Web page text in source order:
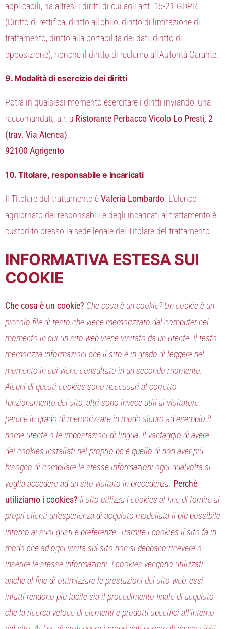
applicabili, ha altresì i diritti di cui agli artt. 16-21 GDPR
(Diritto di rettifica, diritto all’oblio, diritto di limitazione di
trattamento, diritto alla portabilità dei dati, diritto di
opposizione), nonché il diritto di reclamo all’Autorità Garante.
9. Modalità di esercizio dei diritti
Potrà in qualsiasi momento esercitare i diritti inviando: una
raccomandata a.r. a Ristorante Perbacco Vicolo Lo Presti, 2
(trav. Via Atenea)
92100 Agrigento
10. Titolare, responsabile e incaricati
Il Titolare del trattamento èValeria Lombardo. L’elenco
aggiornato dei responsabili e degli incaricati al trattamento è
custodito presso la sede legale del Titolare del trattamento.
INFORMATIVA ESTESA SUI
COOKIE
Che cosa è un cookie? Che cosa è un cookie? Un cookie è un
piccolo file di testo che viene memorizzato dal computer nel
momento in cui un sito web viene visitato da un utente. Il testo
memorizza informazioni che il sito è in grado di leggere nel
momento in cui viene consultato in un secondo momento.
Alcuni di questi cookies sono necessari al corretto
funzionamento del sito, altri sono invece utili al visitatore
perché in grado di memorizzare in modo sicuro ad esempio il
nome utente o le impostazioni di lingua. Il vantaggio di avere
dei cookies installati nel proprio pc è quello di non aver più
bisogno di compilare le stesse informazioni ogni qualvolta si
voglia accedere ad un sito visitato in precedenza. Perchè
utiliziamo i cookies? Il sito utilizza i cookies al fine di fornire ai
propri clienti un’esperienza di acquisto modellata il più possibile
intorno ai suoi gusti e preferenze. Tramite i cookies il sito fa in
modo che ad ogni visita sul sito non si debbano ricevere o
inserire le stesse informazioni. I cookies vengono utilizzati
anche al fine di ottimizzare le prestazioni del sito web: essi
infatti rendono più facile sia il procedimento finale di acquisto
che la ricerca veloce di elementi e prodotti specifici all’interno